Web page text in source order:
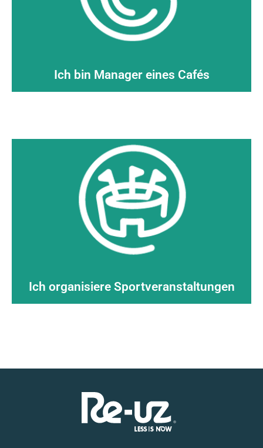
Ich bin Manager eines Cafés
wiederverwendbaren Behältern
Heißgetränke. Entdecken Sie das Billie
Cup Netzwerk und das allgemeine
Ich organisiere Sportveranstaltungen
Sie den Abfall! Entdecken Sie eine große
Auswahl an Getränke- und
Snackbehältern für den Einsatz bei
Sportwettkämpfen...
ENTDECKEN >